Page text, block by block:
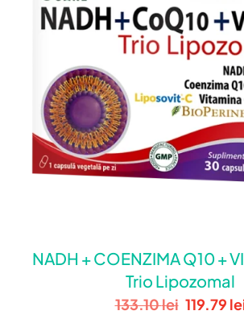
NADH + COENZIMA Q10 +
Trio Lipozomal
133.10lei 119.79